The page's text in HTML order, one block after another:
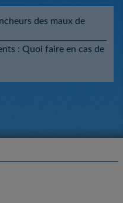
des maux de
: Quoi faire en cas de